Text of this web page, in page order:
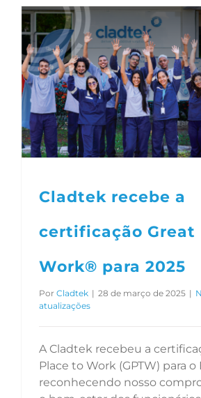
Cladtek recebe a
certificação Great
Work® para 2025
Por Cladtek | 28 de março de 2025 |
atualizações
A Cladtek recebeu a
Place to Work (GPTW) para o
reconhecendo nosso